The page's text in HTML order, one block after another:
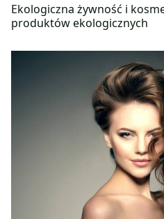
Ekologiczna żywność i
produktów ekologicznych